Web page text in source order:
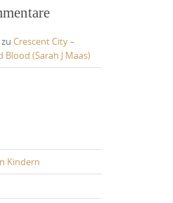
zu Crescent City –
(Sarah J Maas)
Kindern